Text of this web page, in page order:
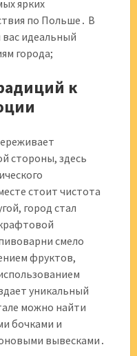
ярких
по Польше․ В
идеальный
города;
к
стороны, здесь
стоит чистота
город стал
смело
фруктов,
уникальный
можно найти
бочками и
вывесками․